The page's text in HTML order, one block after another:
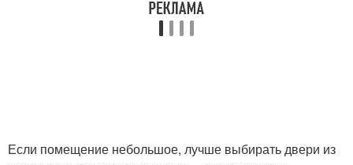
Если помещение небольшое, лучше выбирать двери из